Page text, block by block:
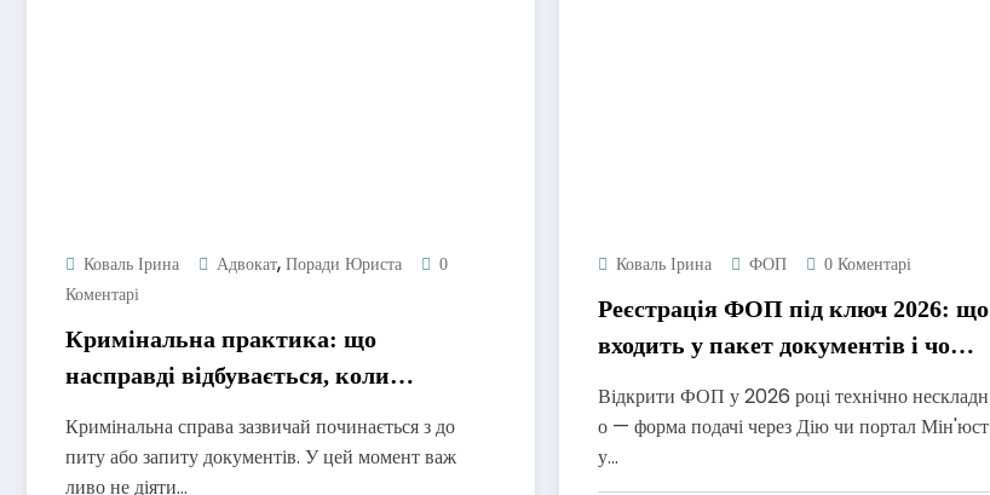
Коваль Ірина Адвокат, Поради Юриста
0
Коментарі
Кримінальна практика: що
насправді відбувається, коли
Кримінальна справа зазвичай починається з до
питу або запиту документів. У цей момент важ
ливо не діяти…
Коваль Ірина ФОП 0 Коментарі
Реєстрація ФОП під ключ 2026: що
входить у пакет документів і чому
Відкрити ФОП у 2026 році технічно нескладн
о — форма подачі через Дію чи портал Мін'юст
у…